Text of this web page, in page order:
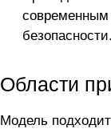
современным
безопасности.
Области
Модель